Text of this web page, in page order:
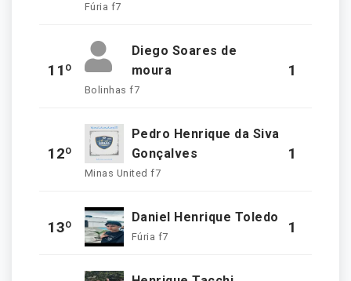
Fúria f7
11º
Diego Soares de
moura
Bolinhas f7
1
12º
Pedro Henrique da Siva
Gonçalves
Minas United f7
1
13º
Daniel Henrique Toledo
Fúria f7
1